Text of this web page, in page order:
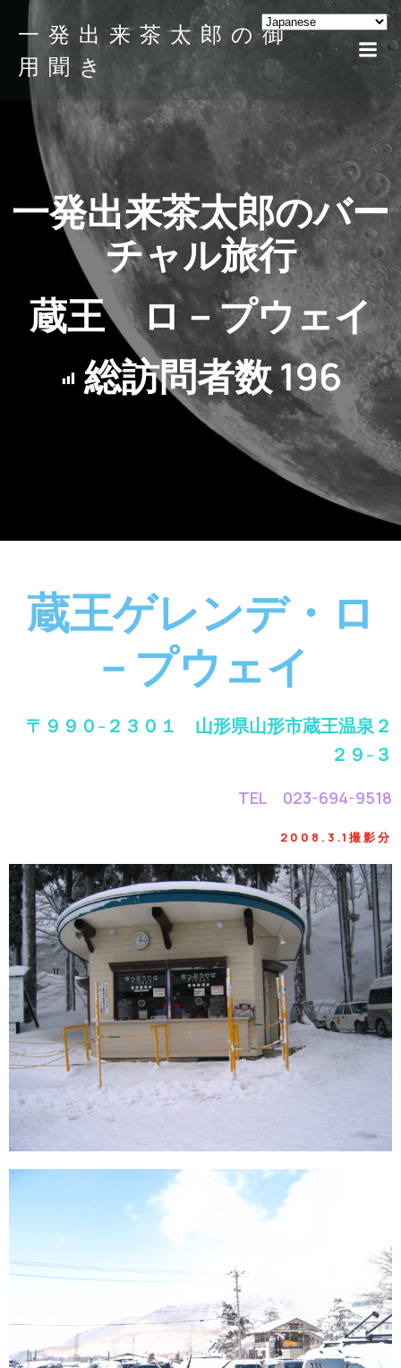
一発出来茶太郎の御
用聞き
一発出来茶太郎のバー
チャル旅行
蔵王 ロ－プウェイ
総訪問者数196
蔵王ゲレンデ・ロ
－プウェイ
〒９９０-２３０１ 山形県山形市蔵王温泉２
２９-３
TEL 023-694-9518
2008.3.1撮影分